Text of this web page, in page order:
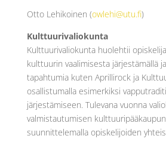
Otto Lehikoinen (owlehi@utu.fi)
Kulttuurivaliokunta
Kulttuurivaliokunta huolehtii
kulttuurin vaalimisesta järjestämällä
tapahtumia kuten Aprillirock ja
osallistumalla esimerkiksi
järjestämiseen. Tulevana vuonna
valmistautumisen
suunnittelemalla opiskelijoiden